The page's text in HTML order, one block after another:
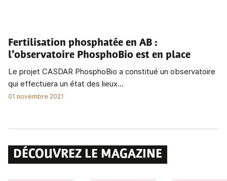
Fertilisation phosphatée en AB :
l’observatoire PhosphoBio est en place
Le projet CASDAR PhosphoBio a constitué un observatoire
qui effectuera un état des lieux...
01 novembre 2021
DÉCOUVREZ LE MAGAZINE